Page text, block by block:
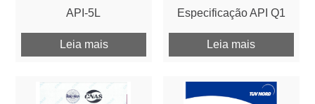
API-5L
Leia mais
Especificação API Q1
Leia mais